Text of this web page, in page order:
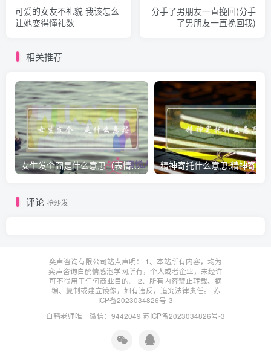
可爱的女友不礼貌 我该怎么
让她变得懂礼数
分手了男朋友一直挽回(分手
了男朋友一直挽回我)
相关推荐
女生发个囧是什么意思（表情囧的含义）
评论 抢沙发
奕声咨询有限公司站点声明： 1、本站所有内容，均为
奕声咨询白鹤情感泡学网所有，个人或者企业，未经许
可不得用于任何商业目的。 2、所有内容禁止转载、摘
编、复制或建立镜像，如有违反，追究法律责任。 苏
ICP备2023034826号-3
白鹤老师唯一微信：9442049 苏ICP备2023034826号-3